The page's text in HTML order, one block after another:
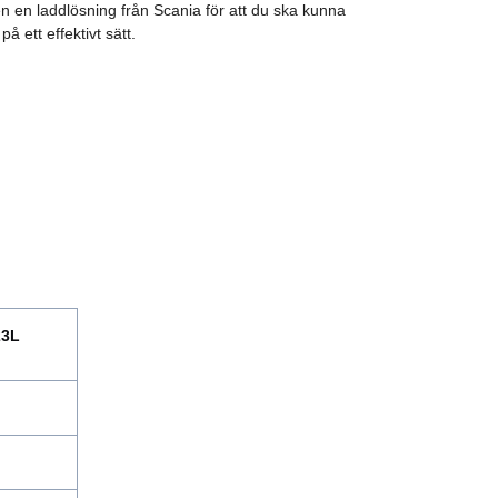
en laddlösning från Scania för att du ska kunna
ett effektivt sätt.